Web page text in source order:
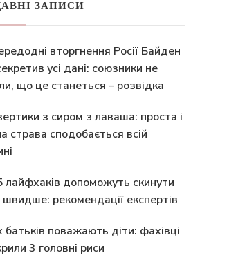
ЗАПИСИ
вторгнення Росії Байден
усі дані: союзники не
що це станеться – розвідка
з сиром з лаваша: проста і
страва сподобається всій
лайфхаків допоможуть скинути
швидше: рекомендації експертів
батьків поважають діти: фахівці
3 головні риси